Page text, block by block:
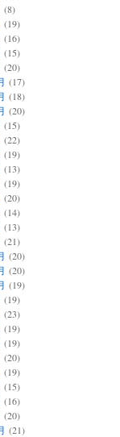
(8)
(19)
(16)
(15)
(20)
(17)
(18)
(20)
(15)
(22)
(19)
(13)
(19)
(20)
(14)
(13)
(21)
(20)
(20)
(19)
(19)
(23)
(19)
(19)
(20)
(19)
(15)
(16)
(20)
(21)